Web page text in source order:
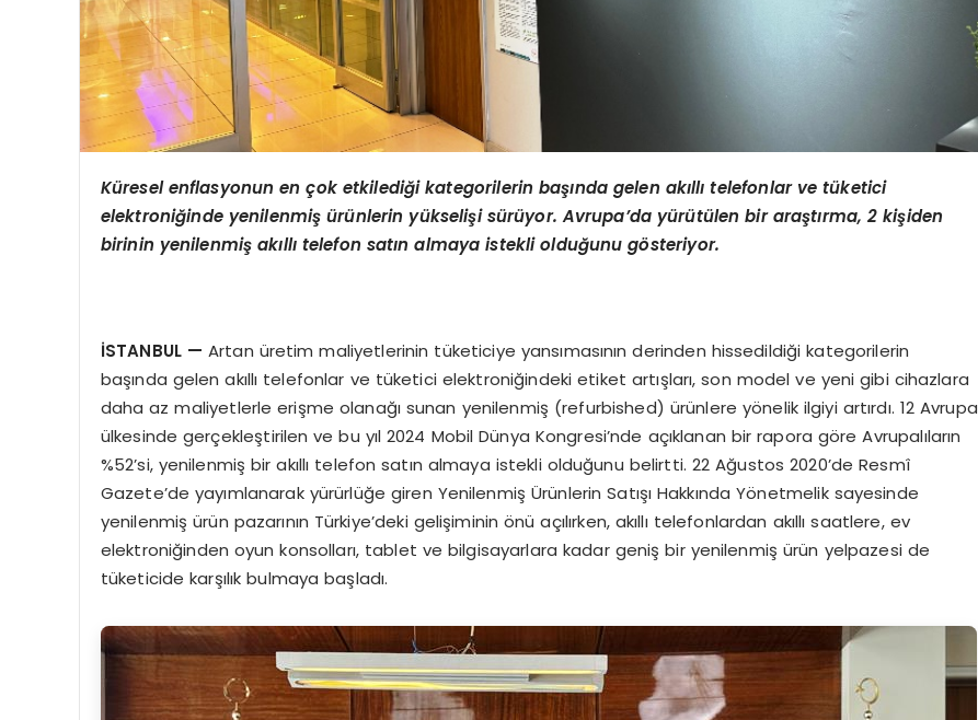
Küresel enflasyonun en çok etkilediği kategorilerin başında gelen akıllı telefonlar ve tüketici
elektroniğinde yenilenmiş ürünlerin yükselişi sürüyor. Avrupa’da yürütülen bir araştırma, 2 kişiden
birinin yenilenmiş akıllı telefon satın almaya istekli olduğunu gösteriyor.
İSTANBUL — Artan üretim maliyetlerinin tüketiciye yansımasının derinden hissedildiği kategorilerin
başında gelen akıllı telefonlar ve tüketici elektroniğindeki etiket artışları, son model ve yeni gibi cihazlara
daha az maliyetlerle erişme olanağı sunan yenilenmiş (refurbished) ürünlere yönelik ilgiyi artırdı. 12 Avrupa
ülkesinde gerçekleştirilen ve bu yıl 2024 Mobil Dünya Kongresi’nde açıklanan bir rapora göre Avrupalıların
%52’si, yenilenmiş bir akıllı telefon satın almaya istekli olduğunu belirtti. 22 Ağustos 2020’de Resmî
Gazete’de yayımlanarak yürürlüğe giren Yenilenmiş Ürünlerin Satışı Hakkında Yönetmelik sayesinde
yenilenmiş ürün pazarının Türkiye’deki gelişiminin önü açılırken, akıllı telefonlardan akıllı saatlere, ev
elektroniğinden oyun konsolları, tablet ve bilgisayarlara kadar geniş bir yenilenmiş ürün yelpazesi de
tüketicide karşılık bulmaya başladı.